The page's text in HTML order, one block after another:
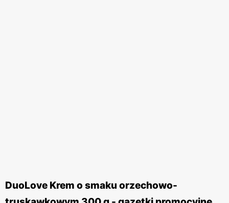
DuoLove Krem o smaku orzechowo-